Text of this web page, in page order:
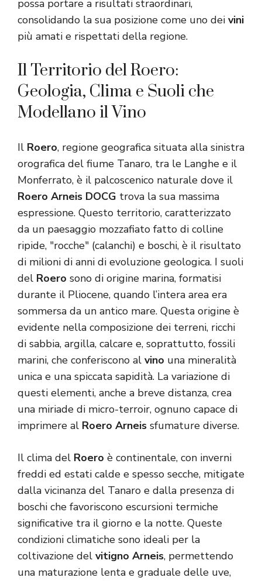
possa portare a risultati straordinari,
consolidando la sua posizione come uno dei vini
più amati e rispettati della regione.
Il Territorio del Roero:
Geologia, Clima e Suoli che
Modellano il Vino
Il Roero, regione geografica situata alla sinistra
orografica del fiume Tanaro, tra le Langhe e il
Monferrato, è il palcoscenico naturale dove il
Roero Arneis DOCG trova la sua massima
espressione. Questo territorio, caratterizzato
da un paesaggio mozzafiato fatto di colline
ripide, "rocche" (calanchi) e boschi, è il risultato
di milioni di anni di evoluzione geologica. I suoli
del Roero sono di origine marina, formatisi
durante il Pliocene, quando l’intera area era
sommersa da un antico mare. Questa origine è
evidente nella composizione dei terreni, ricchi
di sabbia, argilla, calcare e, soprattutto, fossili
marini, che conferiscono al vino una mineralità
unica e una spiccata sapidità. La variazione di
questi elementi, anche a breve distanza, crea
una miriade di micro-terroir, ognuno capace di
imprimere al Roero Arneis sfumature diverse.
Il clima del Roero è continentale, con inverni
freddi ed estati calde e spesso secche, mitigate
dalla vicinanza del Tanaro e dalla presenza di
boschi che favoriscono escursioni termiche
significative tra il giorno e la notte. Queste
condizioni climatiche sono ideali per la
coltivazione del vitigno Arneis, permettendo
una maturazione lenta e graduale delle uve,